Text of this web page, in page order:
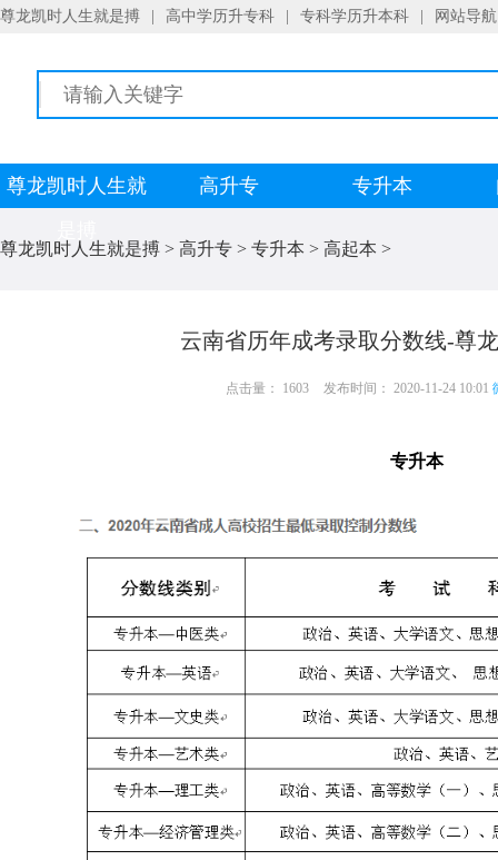
尊龙凯时人生就是搏 高中学历升专科 专科学历升本科 网站导航
尊龙凯时人生就
高升专 专升本
尊龙凯时人生就是搏 > 高升专 > 专升本 > 高起本 >
云南省历年成考录取分数线-尊
点击量： 1603 发布时间： 2020-11-24 10:01
专升本